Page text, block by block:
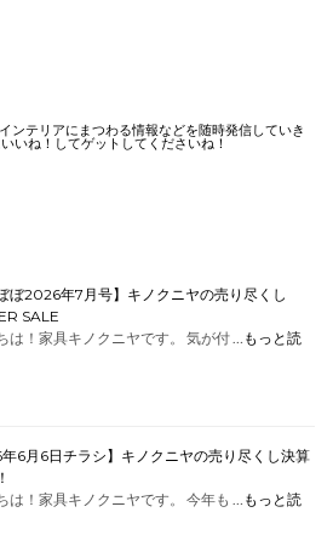
ンテリアにまつわる情報などを随時発信していき
いね！してゲットしてくださいね！
ぼ2026年7月号】キノクニヤの売り尽くし
SALE
は！家具キノクニヤです。 気が付 …
もっと読
年6月6日チラシ】キノクニヤの売り尽くし決算
は！家具キノクニヤです。 今年も …
もっと読